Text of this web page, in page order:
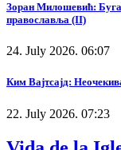
Зоран Милошевић:
православља (II)
24. July 2026. 06:07
Ким Вајтсајд:
22. July 2026. 07:23